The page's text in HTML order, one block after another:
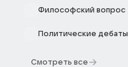
Философский вопрос
Политические дебаты
Смотреть все